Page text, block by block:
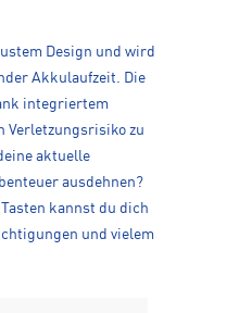
Design und wird
Akkulaufzeit. Die
integriertem
Verletzungsrisiko zu
aktuelle
ausdehnen?
kannst du dich
und vielem